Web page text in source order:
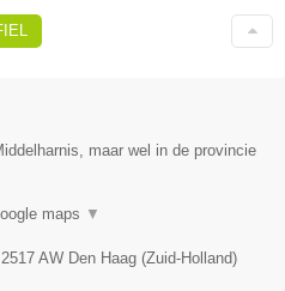
maar wel in de provincie
maps ▼
2517 AW Den Haag (Zuid-Holland)